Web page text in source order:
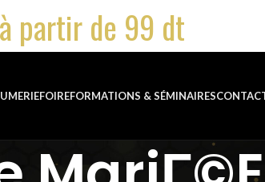
partir de 99 dt
FOIREFORMATIONS & SÉMINAIRES